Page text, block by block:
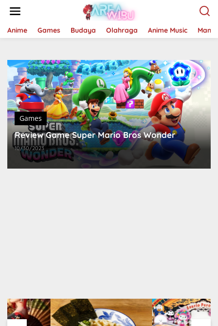
Anime Games Budaya Olahraga Anime Music
Games
Review Game Super Mario Bros Wonder
10/30/2023